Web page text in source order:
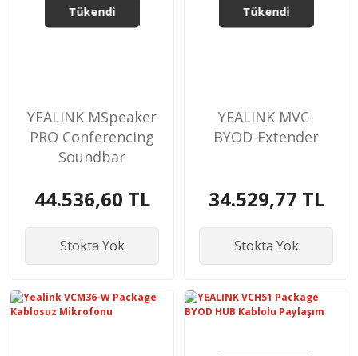
Tükendi
YEALINK MSpeaker
PRO Conferencing
Soundbar
44.536,60 TL
Stokta Yok
Tükendi
YEALINK MVC-
BYOD-Extender
34.529,77 TL
Stokta Yok